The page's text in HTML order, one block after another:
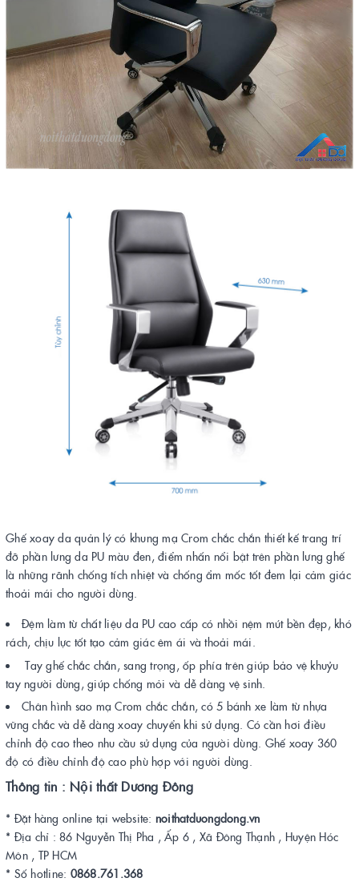
Ghế xoay da quản lý có khung mạ Crom chắc chắn thiết kế trang trí
đỡ phần lưng da PU màu đen, điểm nhấn nổi bật trên phần lưng ghế
là những rãnh chống tích nhiệt và chống ẩm mốc tốt đem lại cảm giác
thoải mái cho người dùng.
Đệm làm từ chất liệu da PU cao cấp có nhồi nệm mút bền đẹp, khó
rách, chịu lực tốt tạo cảm giác êm ái và thoải mái.
Tay ghế chắc chắn, sang trọng, ốp phía trên giúp bảo vệ khuỷu
tay người dùng, giúp chống mỏi và dễ dàng vệ sinh.
Chân hình sao mạ Crom chắc chắn, có 5 bánh xe làm từ nhựa
vững chắc và dễ dàng xoay chuyển khi sử dụng. Có cần hơi điều
chỉnh độ cao theo nhu cầu sử dụng của người dùng. Ghế xoay 360
độ có điều chỉnh độ cao phù hợp với người dùng.
Thông tin : Nội thất Dương Đông
* Đặt hàng online tại website: noithatduongdong.vn
* Địa chỉ : 86 Nguyễn Thị Pha , Ấp 6 , Xã Đông Thạnh , Huyện Hóc
Môn , TP HCM
* Số hotline: 0868.761.368